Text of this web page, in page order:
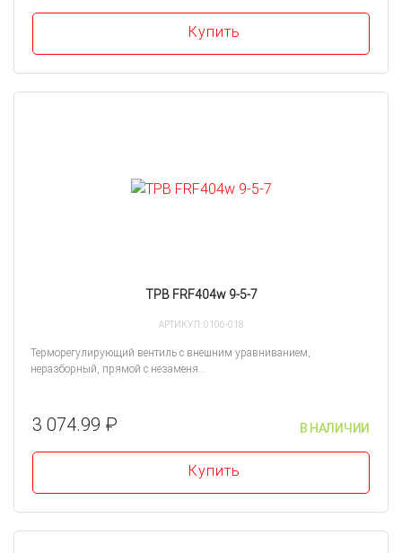
Купить
ТРВ FRF404w 9-5-7
АРТИКУЛ: 0106-018
Терморегулирующий вентиль с внешним уравниванием,
неразборный, прямой с незаменя...
3 074.99 ₽ В НАЛИЧИИ
Купить